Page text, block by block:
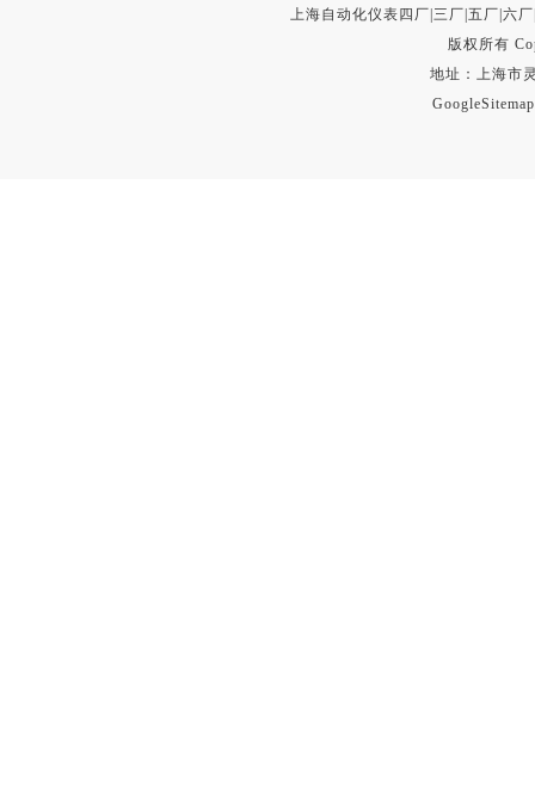
上海自动化仪表四厂|三厂|五厂|六
版权所有
地址：上海市
GoogleSitemap